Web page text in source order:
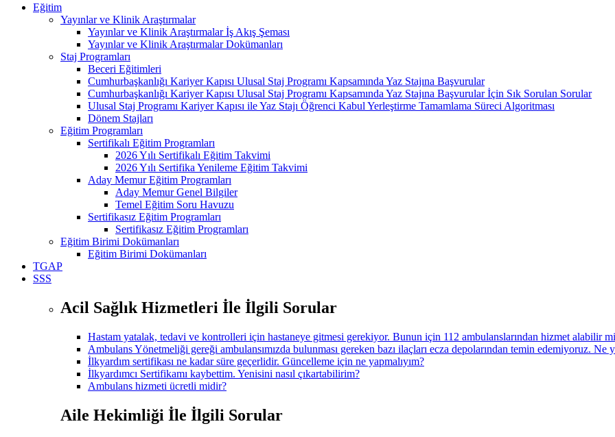
Eğitim
Yayınlar ve Klinik Araştırmalar
Yayınlar ve Klinik Araştırmalar İş Akış Şeması
Yayınlar ve Klinik Araştırmalar Dokümanları
Staj Programları
Beceri Eğitimleri
Cumhurbaşkanlığı Kariyer Kapısı Ulusal Staj Programı Kapsamında Yaz Stajına Başvurular
Cumhurbaşkanlığı Kariyer Kapısı Ulusal Staj Programı Kapsamında Yaz Stajına Başvurular İçin Sık Sorulan Sorular
Ulusal Staj Programı Kariyer Kapısı ile Yaz Stajı Öğrenci Kabul Yerleştirme Tamamlama Süreci Algoritması
Dönem Stajları
Eğitim Programları
Sertifikalı Eğitim Programları
2026 Yılı Sertifikalı Eğitim Takvimi
2026 Yılı Sertifika Yenileme Eğitim Takvimi
Aday Memur Eğitim Programları
Aday Memur Genel Bilgiler
Temel Eğitim Soru Havuzu
Sertifikasız Eğitim Programları
Sertifikasız Eğitim Programları
Eğitim Birimi Dokümanları
Eğitim Birimi Dokümanları
TGAP
SSS
Acil Sağlık Hizmetleri İle İlgili Sorular
Hastam yatalak, tedavi ve kontrolleri için hastaneye gitmesi gerekiyor. Bunun için 112 ambulanslarından hizmet alabilir
Ambulans Yönetmeliği gereği ambulansımızda bulunması gereken bazı ilaçları ecza depolarından temin edemiyoruz. Ne
İlkyardım sertifikası ne kadar süre geçerlidir. Güncelleme için ne yapmalıyım?
İlkyardımcı Sertifikamı kaybettim. Yenisini nasıl çıkartabilirim?
Ambulans hizmeti ücretli midir?
Aile Hekimliği İle İlgili Sorular